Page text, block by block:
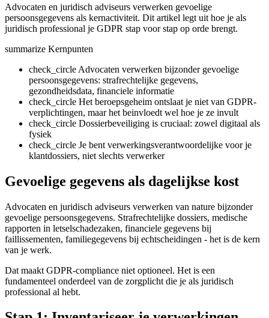
Advocaten en juridisch adviseurs verwerken gevoelige
persoonsgegevens als kernactiviteit. Dit artikel legt uit hoe je als
juridisch professional je GDPR stap voor stap op orde brengt.
summarize Kernpunten
check_circle Advocaten verwerken bijzonder gevoelige
persoonsgegevens: strafrechtelijke gegevens,
gezondheidsdata, financiele informatie
check_circle Het beroepsgeheim ontslaat je niet van GDPR-
verplichtingen, maar het beinvloedt wel hoe je ze invult
check_circle Dossierbeveiliging is cruciaal: zowel digitaal als
fysiek
check_circle Je bent verwerkingsverantwoordelijke voor je
klantdossiers, niet slechts verwerker
Gevoelige gegevens als dagelijkse kost
Advocaten en juridisch adviseurs verwerken van nature bijzonder
gevoelige persoonsgegevens. Strafrechtelijke dossiers, medische
rapporten in letselschadezaken, financiele gegevens bij
faillissementen, familiegegevens bij echtscheidingen - het is de kern
van je werk.
Dat maakt GDPR-compliance niet optioneel. Het is een
fundamenteel onderdeel van de zorgplicht die je als juridisch
professional al hebt.